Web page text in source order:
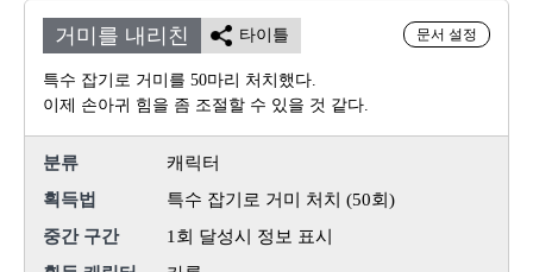
문서 설정
거미를 내리친 타이틀
특수 잡기로 거미를 50마리 처치했다.
이제 손아귀 힘을 좀 조절할 수 있을 것 같다.
분류
캐릭터
획득법
특수 잡기로 거미 처치 (50회)
중간 구간
1회 달성시 정보 표시